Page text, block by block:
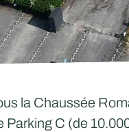
la Chaussée
Parking C (de